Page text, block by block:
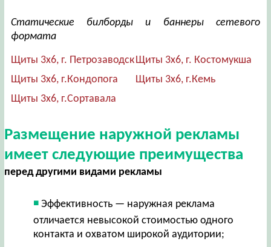
Статические билборды и баннеры сетевого
формата
Щиты 3х6, г. Петрозаводск Щиты 3х6, г. Костомукша
Щиты 3х6, г.Кондопога
Щиты 3х6, г.Кемь
Щиты 3х6, г.Сортавала
Размещение наружной рекламы
имеет следующие преимущества
перед другими видами рекламы
Эффективность — наружная реклама
отличается невысокой стоимостью одного
контакта и охватом широкой аудитории;